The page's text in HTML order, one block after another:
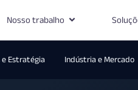
Nosso trabalho
e Estratégia Indústria e Mercado